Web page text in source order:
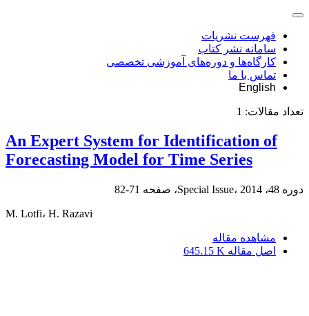
فهرست نشریات
سامانه نشر کتاب
کارگاه‌ها و دوره‌های آموزشی تخصصی
تماس با ما
English
تعداد مقالات: 1
An Expert System for Identification of
Forecasting Model for Time Series
دوره 48، Special Issue، 2014، صفحه 71-82
M. Lotfi، H. Razavi
مشاهده مقاله
اصل مقاله 645.15 K